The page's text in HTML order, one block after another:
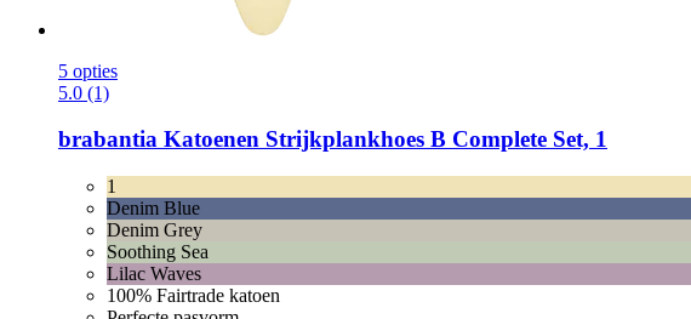
5 opties
5.0 (1)
brabantia Katoenen Strijkplankhoes B Complete Set, 1
1
Denim Blue
Denim Grey
Soothing Sea
Lilac Waves
100% Fairtrade katoen